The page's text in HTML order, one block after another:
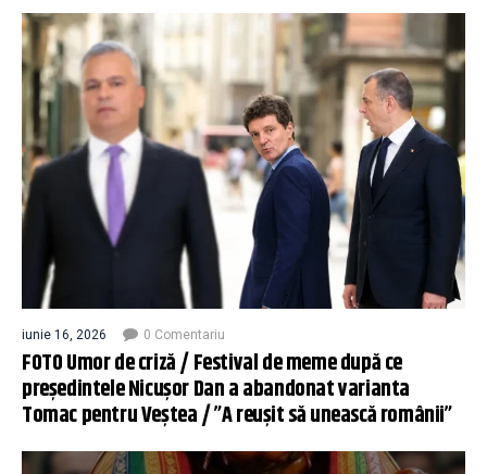
iunie 16, 2026 0 Comentariu
FOTO Umor de criză / Festival de meme după ce
președintele Nicușor Dan a abandonat varianta
Tomac pentru Veștea / ”A reușit să unească românii”